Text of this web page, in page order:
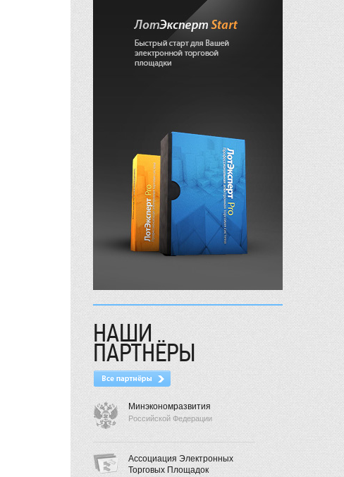
НАШИ
ПАРТНЁРЫ
Минэкономразвития
Российской Федерации
Ассоциация Электронных
Торговых Площадок